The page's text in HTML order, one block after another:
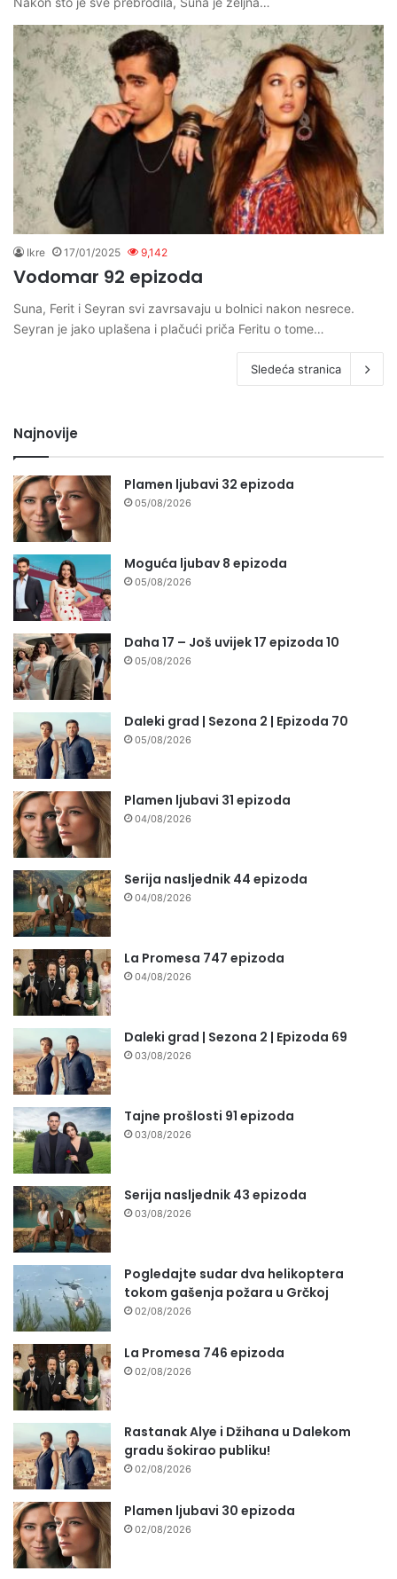
Ikre 17/01/2025 9,142
Vodomar 92 epizoda
Suna, Ferit i Seyran svi zavrsavaju u bolnici nakon nesrece.
Seyran je jako uplašena i plačući priča Feritu o tome…
Sledeća stranica
Najnovije
Plamen ljubavi 32 epizoda
05/08/2026
Moguća ljubav 8 epizoda
05/08/2026
Daha 17 – Još uvijek 17 epizoda 10
05/08/2026
Daleki grad | Sezona 2 | Epizoda 70
05/08/2026
Plamen ljubavi 31 epizoda
04/08/2026
Serija nasljednik 44 epizoda
04/08/2026
La Promesa 747 epizoda
04/08/2026
Daleki grad | Sezona 2 | Epizoda 69
03/08/2026
Tajne prošlosti 91 epizoda
03/08/2026
Serija nasljednik 43 epizoda
03/08/2026
Pogledajte sudar dva helikoptera
tokom gašenja požara u Grčkoj
02/08/2026
La Promesa 746 epizoda
02/08/2026
Rastanak Alye i Džihana u Dalekom
gradu šokirao publiku!
02/08/2026
Plamen ljubavi 30 epizoda
02/08/2026